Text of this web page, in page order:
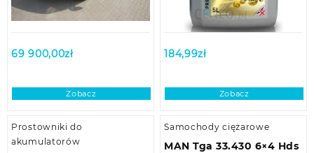
69 900,00zł
Zobacz
184,99zł
Zobacz
Prostowniki do
akumulatorów
Samochody ciężarowe
MAN Tga 33.430 6×4 Hds